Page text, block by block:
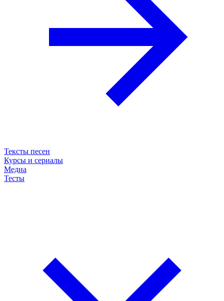
Тексты песен
Курсы и сериалы
Медиа
Тесты